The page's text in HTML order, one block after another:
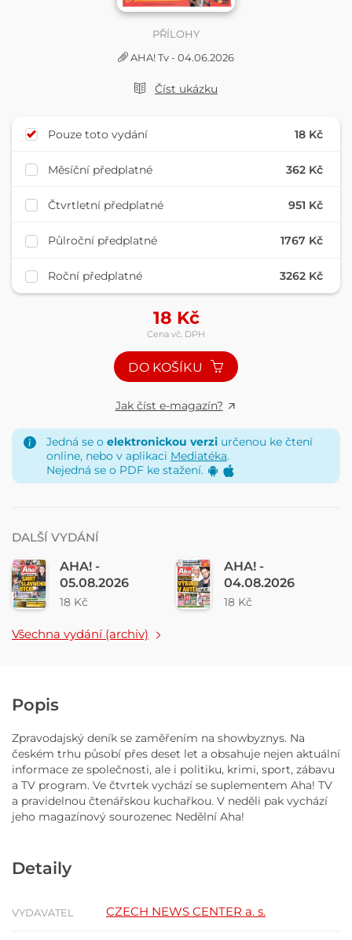
PŘÍLOHY
AHA! Tv - 04.06.2026
Číst ukázku
Pouze toto vydání 18 Kč
Měsíční předplatné 362 Kč
Čtvrtletní předplatné 951 Kč
Půlroční předplatné 1767 Kč
Roční předplatné 3262 Kč
18 Kč
Cena vč. DPH
DO KOŠÍKU
Jak číst e-magazín?
Jedná se o elektronickou verzi určenou ke čtení
online, nebo v aplikaci Mediatéka.
Nejedná se o PDF ke stažení.
DALŠÍ VYDÁNÍ
AHA! -
05.08.2026
18 Kč
AHA! -
04.08.2026
18 Kč
Všechna vydání (archiv)
Popis
Zpravodajský deník se zaměřením na showbyznys. Na
českém trhu působí přes deset let a obsahuje nejen aktuální
informace ze společnosti, ale i politiku, krimi, sport, zábavu
a TV program. Ve čtvrtek vychází se suplementem Aha! TV
a pravidelnou čtenářskou kuchařkou. V neděli pak vychází
jeho magazínový sourozenec Nedělní Aha!
Detaily
VYDAVATEL CZECH NEWS CENTER a. s.